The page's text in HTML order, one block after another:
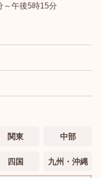
～午後5時15分
関東 中部
四国 九州・沖縄